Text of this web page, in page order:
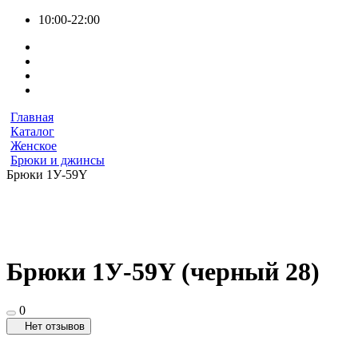
10:00-22:00
Главная
Каталог
Женское
Брюки и джинсы
Брюки 1У-59Y
Брюки 1У-59Y (черный 28)
0
Нет отзывов